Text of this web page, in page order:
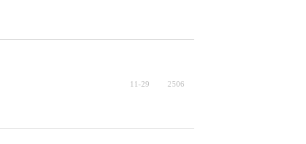
11-29 2506